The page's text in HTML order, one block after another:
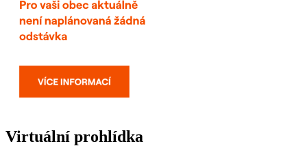
Virtuální prohlídka